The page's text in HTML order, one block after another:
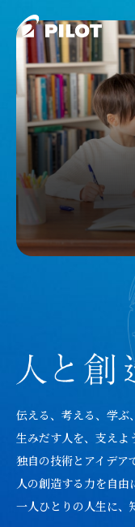
伝える、考える、学ぶ
生みだす人を、支えよ
独自の技術とアイデア
人の創造する力を自由
一人ひとりの人生に、